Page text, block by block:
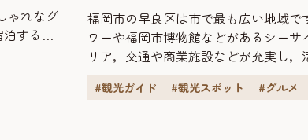
ゃれなグ
するこ
レシピ
でしか
福岡市の早良区は市で最も広い地域で
ワーや福岡市博物館などがあるシーサ
リア，交通や商業施設などが充実し，
で，ジョギングや散歩を楽しむ人も多
#観光ガイド #観光スポット #グルメ